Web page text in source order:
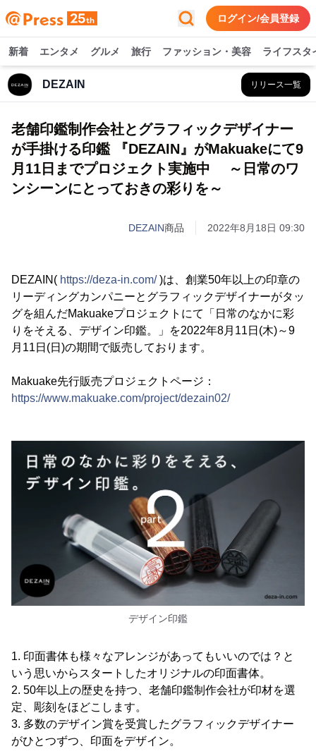
ログイン/会員登録
新着 エンタメ グルメ 旅行 ファッション・美容 ライフスタ
DEZAIN リリース一覧
老舗印鑑制作会社とグラフィックデザイナー
が手掛ける印鑑 『DEZAIN』がMakuakeにて9
月11日までプロジェクト実施中 ～日常のワ
ンシーンにとっておきの彩りを～
DEZAIN商品 2022年8月18日 09:30
DEZAIN( https://deza-in.com/)は、創業50年以上の印章の
リーディングカンパニーとグラフィックデザイナーがタッ
グを組んだMakuakeプロジェクトにて「日常のなかに彩
りをそえる、デザイン印鑑。」を2022年8月11日(木)～9
月11日(日)の期間で販売しております。
Makuake先行販売プロジェクトページ：
https://www.makuake.com/project/dezain02/
デザイン印鑑
1. 印面書体も様々なアレンジがあってもいいのでは？と
いう思いからスタートしたオリジナルの印面書体。
2. 50年以上の歴史を持つ、老舗印鑑制作会社が印材を選
定、彫刻をほどこします。
3. 多数のデザイン賞を受賞したグラフィックデザイナー
がひとつずつ、印面をデザイン。